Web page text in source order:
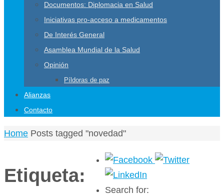
Documentos: Diplomacia en Salud
Iniciativas pro-acceso a medicamentos
De Interés General
Asamblea Mundial de la Salud
Opinión
Píldoras de paz
Alianzas
Contacto
Home Posts tagged "novedad"
Etiqueta:
Search for: